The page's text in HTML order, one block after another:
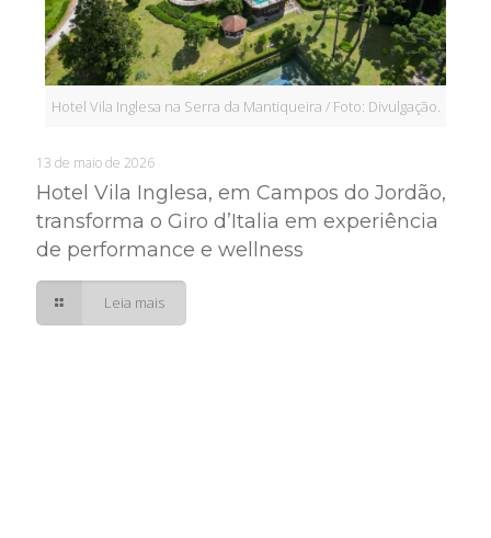
Hotel Vila Inglesa na Serra da Mantiqueira / Foto: Divulgação.
13 de maio de 2026
Hotel Vila Inglesa, em Campos do Jordão,
transforma o Giro d’Italia em experiência
de performance e wellness
Leia mais